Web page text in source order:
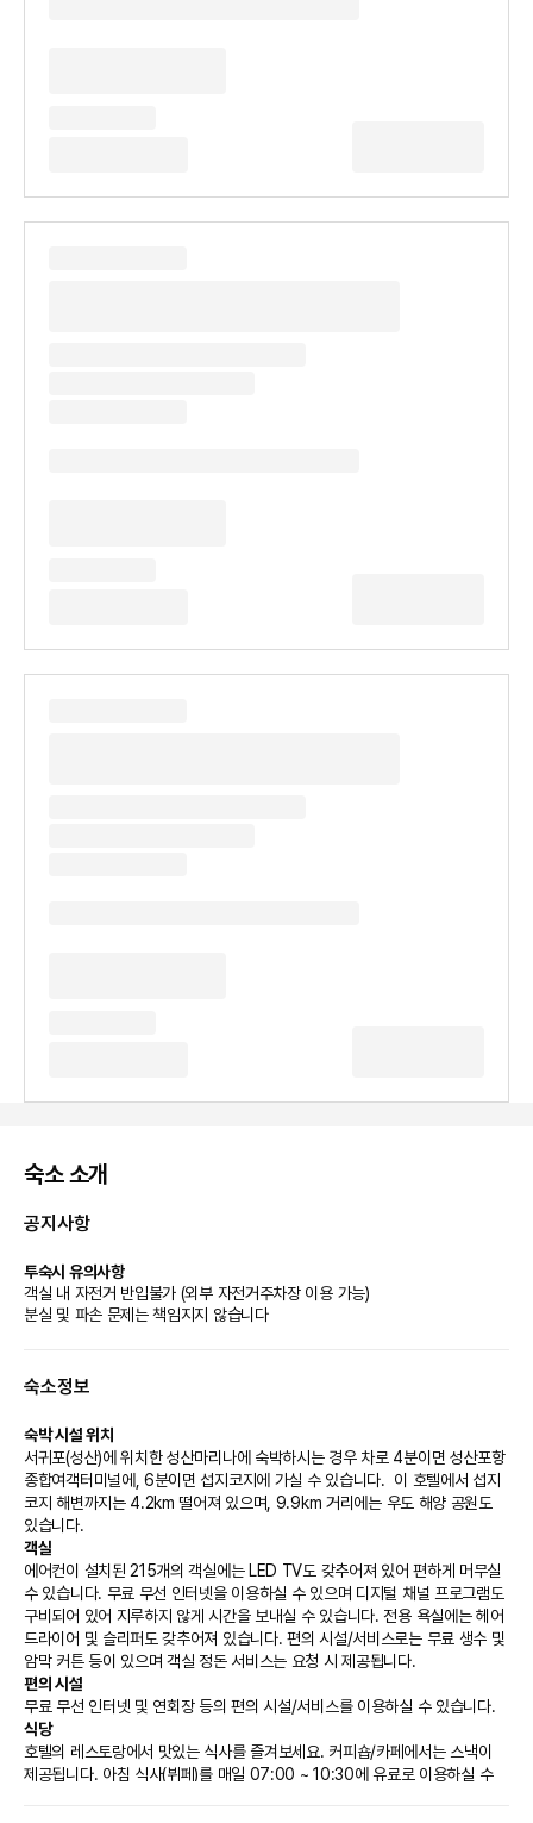
숙소 소개
공지사항
투숙시 유의사항
객실 내 자전거 반입불가 (외부 자전거주차장 이용 가능)
분실 및 파손 문제는 책임지지 않습니다
숙소정보
숙박 시설 위치
서귀포(성산)에 위치한 성산마리나에 숙박하시는 경우 차로 4분이면 성산포항
종합여객터미널에, 6분이면 섭지코지에 가실 수 있습니다.  이 호텔에서 섭지
코지 해변까지는 4.2km 떨어져 있으며, 9.9km 거리에는 우도 해양 공원도
있습니다.
객실
에어컨이 설치된 215개의 객실에는 LED TV도 갖추어져 있어 편하게 머무실
수 있습니다. 무료 무선 인터넷을 이용하실 수 있으며 디지털 채널 프로그램도
구비되어 있어 지루하지 않게 시간을 보내실 수 있습니다. 전용 욕실에는 헤어
드라이어 및 슬리퍼도 갖추어져 있습니다. 편의 시설/서비스로는 무료 생수 및
암막 커튼 등이 있으며 객실 정돈 서비스는 요청 시 제공됩니다.
편의 시설
무료 무선 인터넷 및 연회장 등의 편의 시설/서비스를 이용하실 수 있습니다.
식당
호텔의 레스토랑에서 맛있는 식사를 즐겨보세요. 커피숍/카페에서는 스낵이
제공됩니다. 아침 식사(뷔페)를 매일 07:00 ~ 10:30에 유료로 이용하실 수